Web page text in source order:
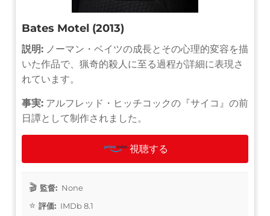
Bates Motel (2013)
説明: ノーマン・ベイツの成長とその心理的変容を描
いた作品で、猟奇的殺人に至る過程が詳細に表現さ
れています。
事実: アルフレッド・ヒッチコックの『サイコ』の前
日譚として制作されました。
視聴する
監督: None
評価: IMDb 8.1